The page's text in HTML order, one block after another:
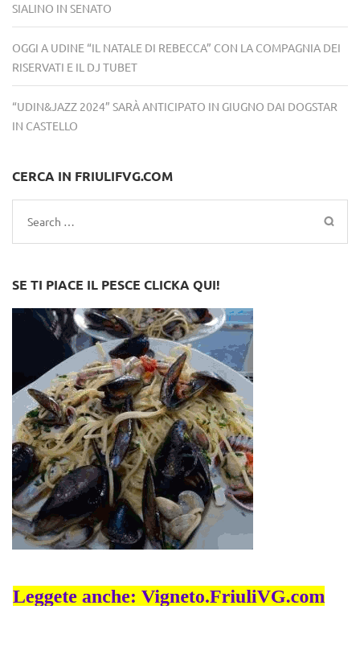
SIALINO IN SENATO
OGGI A UDINE “IL NATALE DI REBECCA” CON LA COMPAGNIA DEI
RISERVATI E IL DJ TUBET
“UDIN&JAZZ 2024” SARÀ ANTICIPATO IN GIUGNO DAI DOGSTAR
IN CASTELLO
CERCA IN FRIULIFVG.COM
Search
for:
SE TI PIACE IL PESCE CLICKA QUI!